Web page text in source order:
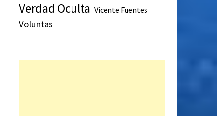
Verdad Oculta Vicente Fuentes
Voluntas